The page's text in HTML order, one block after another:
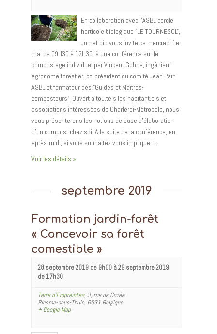
En collaboration avec l'ASBL cercle
horticole biologique "LE TOURNESOL",
Jumet.bio vous invite ce mercredi 1er
mai de 09H30 à 12H30, à une conférence sur le
compostage individuel par Vincent Gobbe, ingénieur
agronome forestier, co-président du comité Jean Pain
ASBL et formateur des "Guides et Maîtres-
composteurs". Ouvert à tou.te.s les habitant.e.s et
associations intéressées de Charleroi-Métropole, nous
vous présenterons les notions de base d'élaboration
d'un compost chez soi! A la suite de la conférence, en
après-midi, si vous souhaitez vous impliquer…
Voir les détails »
septembre 2019
Formation jardin-forêt
« Concevoir sa forêt
comestible »
28 septembre 2019 de 9h00à29 septembre 2019
de 17h30
Terre d’Empreintes, 3, rue de Gozée
Biesme-sous-Thuin, 6531 Belgique
+ Google Map